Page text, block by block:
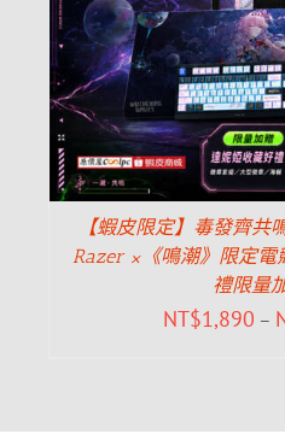
【蝦皮限定】毒發齊共
Razer ×《鳴潮》限定
禮限量
NT$1,890 –